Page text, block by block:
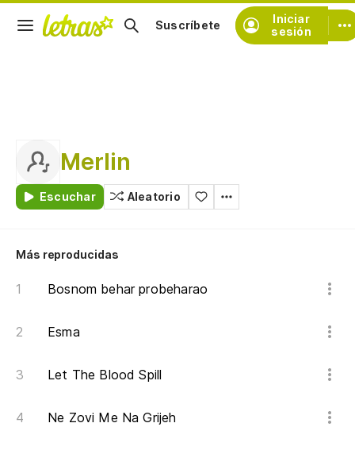
Iniciar
sesión
Suscríbete
Merlin
Escuchar Aleatorio
Más reproducidas
Bosnom behar probeharao
Esma
Let The Blood Spill
Ne Zovi Me Na Grijeh